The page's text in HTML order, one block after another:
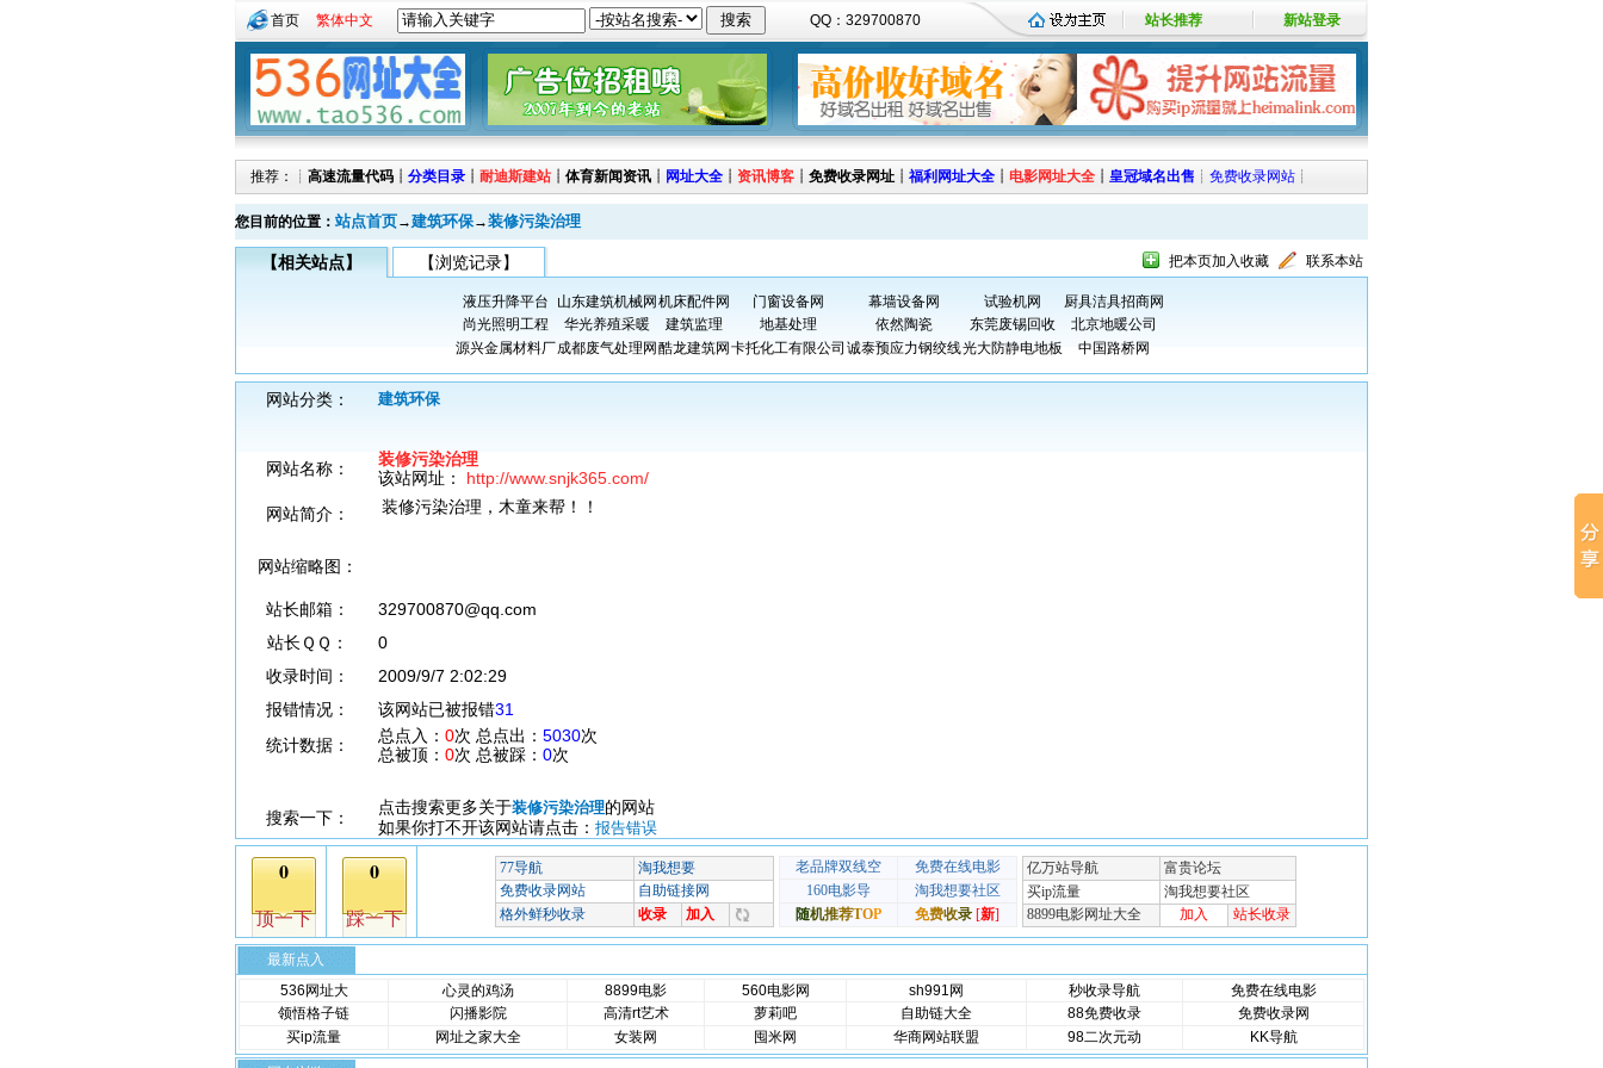
首页 繁体中文 QQ：329700870 站长推荐 新站登录
推荐：┊ 高速流量代码 ┊ 分类目录 ┊ 耐迪斯建站 ┊ 体育新闻资讯 ┊ 网址大全 ┊ 资讯博客 ┊ 免费收录网址 ┊ 福利网址大全 ┊ 电影网址大全 ┊ 皇冠域名出售 ┊ 免费收录网站 ┊
您目前的位置： 站点首页→建筑环保→装修污染治理
【相关站点】 【浏览记录】 把本页加入收藏 联系本站
液压升降平台 山东建筑机械网 机床配件网 门窗设备网 幕墙设备网 试验机网
厨具洁具招商网
尚光照明工程
华光养殖采暖 建筑监理 地基处理 依然陶瓷 东莞废锡回收
北京地暖公司
源兴金属材料厂成都废气处理网 酷龙建筑网 卡托化工有限公司 诚泰预应力钢绞线光大防静电地板 中国路桥网
网站分类： 建筑环保
网站名称：
装修污染治理
该站网址： http://www.snjk365.com/
网站简介：
装修污染治理，木童来帮！！
网站缩略图：
站长邮箱：
329700870@qq.com
站长ＱＱ：
0
收录时间：
2009/9/7 2:02:29
报错情况：
该网站已被报错31
统计数据：
总点入： 0次 总点出： 5030次
总被顶： 0次 总被踩： 0次
搜索一下：
点击搜索更多关于装修污染治理的网站
如果你打不开该网站请点击： 报告错误
最新点入
536网址大
心灵的鸡汤 8899电影 560电影网 sh991网 秒收录导航
免费在线电影
领悟格子链
闪播影院 高清rt艺术 萝莉吧 自助链大全 88免费收录
免费收录网
买ip流量
网址之家大全 女装网 囤米网 华商网站联盟 98二次元动 KK导航